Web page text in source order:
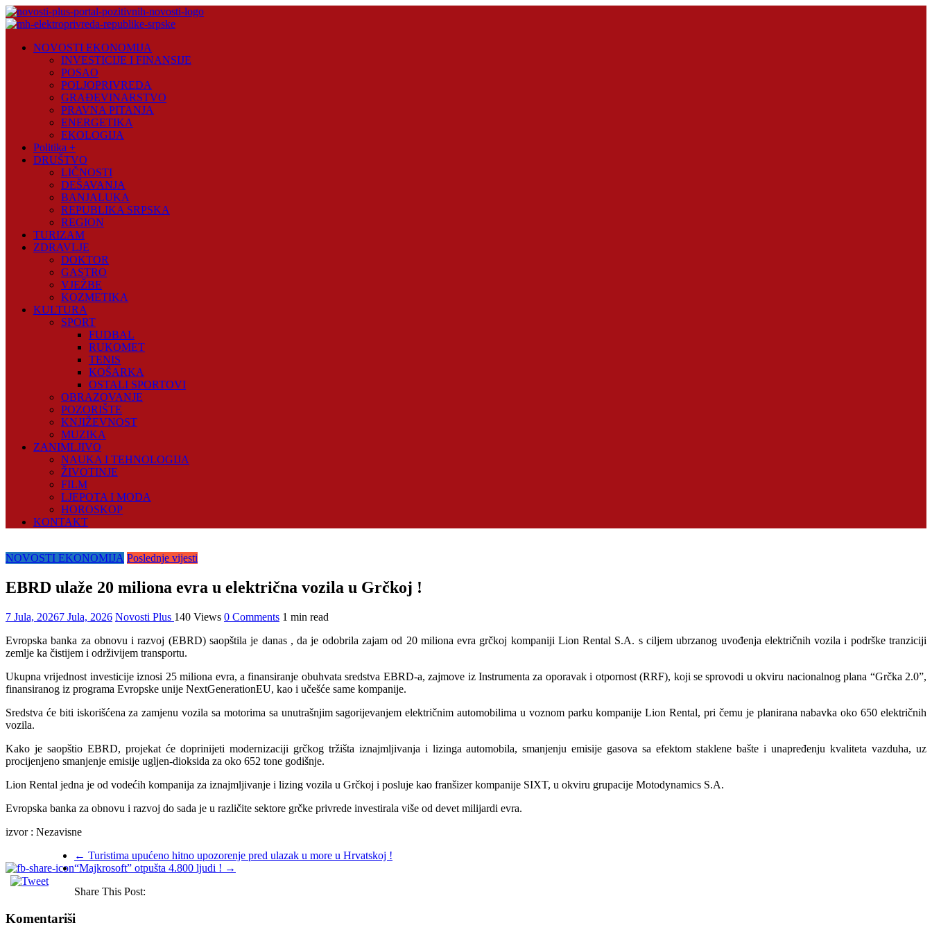
Skip
to
Plus
NOVOSTI EKONOMIJA
INVESTICIJE I FINANSIJE
POSAO
POLJOPRIVREDA
GRAĐEVINARSTVO
PRAVNA PITANJA
ENERGETIKA
EKOLOGIJA
Politika +
DRUŠTVO
LIČNOSTI
DEŠAVANJA
BANJALUKA
REPUBLIKA SRPSKA
REGION
TURIZAM
ZDRAVLJE
DOKTOR
GASTRO
VJEŽBE
KOZMETIKA
KULTURA
SPORT
FUDBAL
RUKOMET
TENIS
KOŠARKA
OSTALI SPORTOVI
OBRAZOVANJE
POZORIŠTE
KNJIŽEVNOST
MUZIKA
ZANIMLJIVO
NAUKA I TEHNOLOGIJA
ŽIVOTINJE
FILM
LJEPOTA I MODA
HOROSKOP
KONTAKT
NOVOSTI EKONOMIJA Poslednje vijesti
EBRD ulaže 20 miliona evra u električna vozila u Grčkoj !
7 Jula, 20267 Jula, 2026 Novosti Plus 140 Views 0 Comments 1 min read
Evropska banka za obnovu i razvoj (EBRD) saopštila je danas , da je odobrila zajam od 20 miliona evra grčkoj kompaniji Lion Rental S.A. s ciljem ubrzanog uvođenja električnih vozila i podrške tranziciji
zemlje ka čistijem i održivijem transportu.
Ukupna vrijednost investicije iznosi 25 miliona evra, a finansiranje obuhvata sredstva EBRD-a, zajmove iz Instrumenta za oporavak i otpornost (RRF), koji se sprovodi u okviru nacionalnog plana “Grčka 2.0”,
finansiranog iz programa Evropske unije NextGenerationEU, kao i učešće same kompanije.
Sredstva će biti iskorišćena za zamjenu vozila sa motorima sa unutrašnjim sagorijevanjem električnim automobilima u voznom parku kompanije Lion Rental, pri čemu je planirana nabavka oko 650 električnih
vozila.
Kako je saopštio EBRD, projekat će doprinijeti modernizaciji grčkog tržišta iznajmljivanja i lizinga automobila, smanjenju emisije gasova sa efektom staklene bašte i unapređenju kvaliteta vazduha, uz
procijenjeno smanjenje emisije ugljen-dioksida za oko 652 tone godišnje.
Lion Rental jedna je od vodećih kompanija za iznajmljivanje i lizing vozila u Grčkoj i posluje kao franšizer kompanije SIXT, u okviru grupacije Motodynamics S.A.
Evropska banka za obnovu i razvoj do sada je u različite sektore grčke privrede investirala više od devet milijardi evra.
izvor : Nezavisne
← Turistima upućeno hitno upozorenje pred ulazak u more u Hrvatskoj !
“Majkrosoft” otpušta 4.800 ljudi ! →
Share This Post:
Komentariši